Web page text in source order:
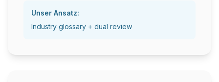
Unser Ansatz:
Industry glossary + dual review